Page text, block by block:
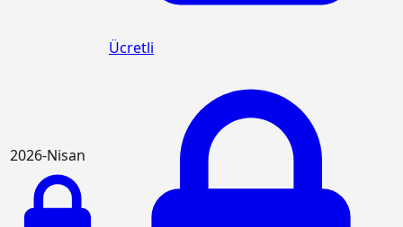
Ücretli
2026-Nisan